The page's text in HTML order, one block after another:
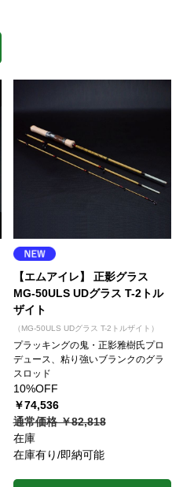
【エムアイレ】 正影グラス
MG-50ULS UDグラス T-2トル
ザイト
（MG-50ULS UDグラス T-2トルザイト）
プラッキングの鬼・正影雅樹氏プロ
デュース、粘り強いブランクのグラ
スロッド
10%OFF
￥74,536
通常価格 ￥82,818
在庫
在庫有り/即納可能